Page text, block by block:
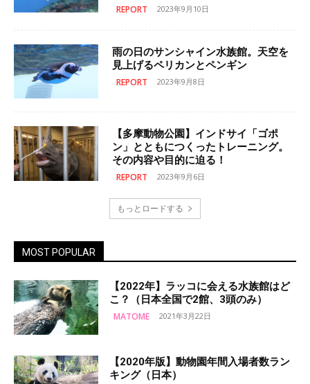
REPORT 2023年9月10日
雨の日のサンシャイン水族館。天空を
見上げるペリカンとペンギン
REPORT 2023年9月8日
【多摩動物公園】インドサイ「ゴポ
ン」とともにつくったトレーニング。
その内容や目的に迫る！
REPORT 2023年9月6日
もっとロードする
MOST POPULAR
【2022年】ラッコに会える水族館はど
こ？（日本全国で2館、3頭のみ）
MATOME 2021年3月22日
【2020年版】動物園年間入場者数ラン
キング（日本）